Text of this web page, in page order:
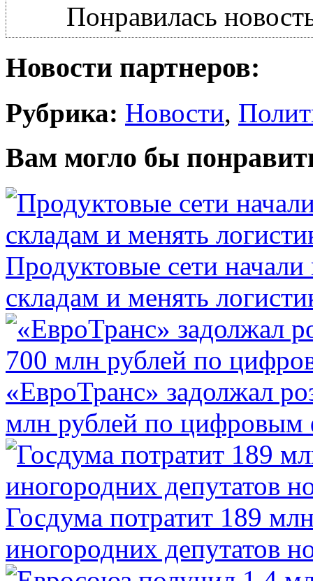
Понравилась
Новости партнеров:
Рубрика: Новости,
Вам могло бы
Продуктовые сети начали
складам и менять
«ЕвроТранс» задолжал
млн рублей по цифровым
Госдума потратит 189
иногородних депутатов